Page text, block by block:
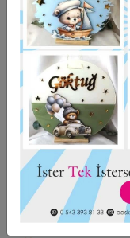
Taksit Seçenekleri
Garanti Ve Teslimat
Hızlı Gönderi